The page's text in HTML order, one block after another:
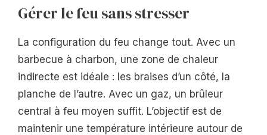
Gérer le feu sans stresser
La configuration du feu change tout. Avec un
barbecue à charbon, une zone de chaleur
indirecte est idéale : les braises d’un côté, la
planche de l’autre. Avec un gaz, un brûleur
central à feu moyen suffit. L’objectif est de
maintenir une température intérieure autour de